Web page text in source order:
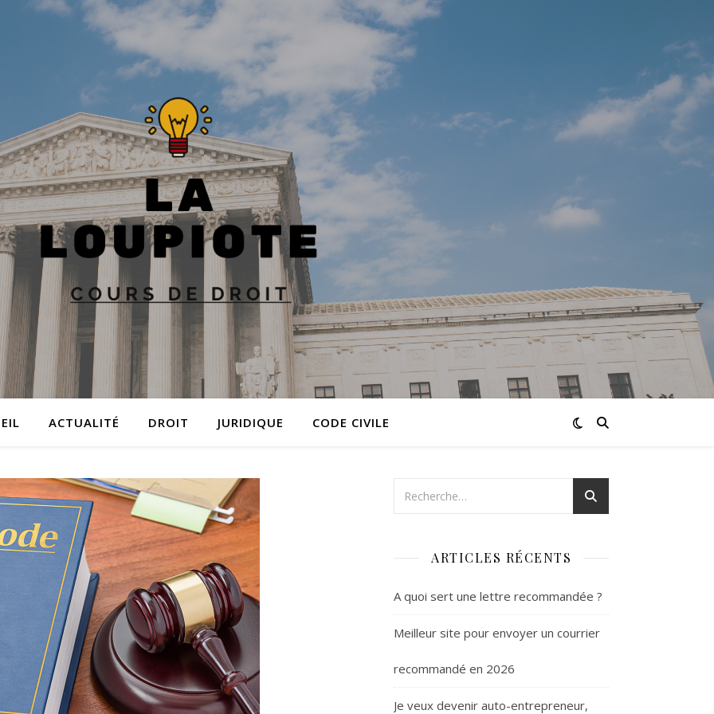
ACTUALITÉ DROIT JURIDIQUE CODE CIVILE
ARTICLES RÉCENTS
A quoi sert une lettre recommandée ?
Meilleur site pour envoyer un courrier
recommandé en 2026
Je veux devenir auto-entrepreneur,